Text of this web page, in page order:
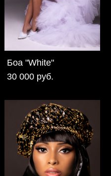
Боа "White"
30 000 pуб.